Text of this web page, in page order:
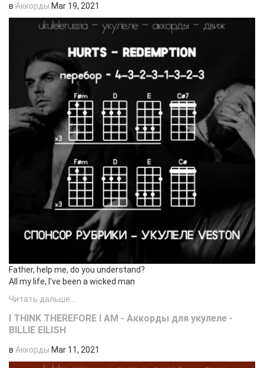
в Аккорды Mar 19, 2021
Father, help me, do you understand?
All my life, I've been a wicked man
Читать дальше...
I THINK THEREFORE I AM - Аккорды для укулеле -
BILLIE EILISH
в Аккорды Mar 11, 2021